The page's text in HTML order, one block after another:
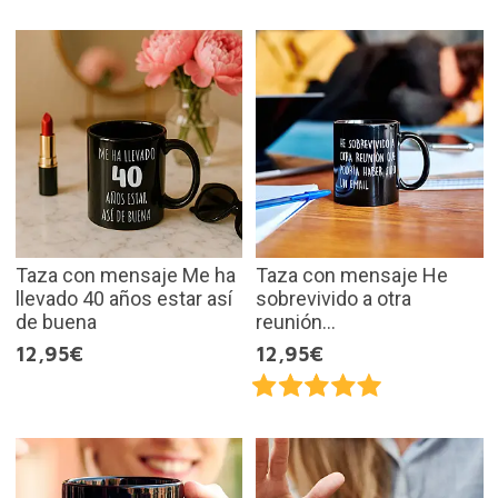
Taza con mensaje Me ha
llevado 40 años estar así
de buena
12,95€
Taza con mensaje He
sobrevivido a otra
reunión...
12,95€